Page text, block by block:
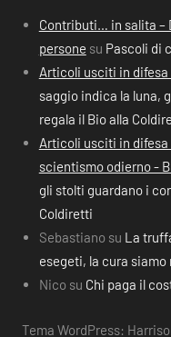
Contributi… in salita –
persone su Pascoli di
Articoli usciti in
saggio indica la luna,
regala il Bio alla
Articoli usciti in difesa
scientismo odierno -
gli stolti guardano i
Coldiretti
Sebastiano su La
esegeti, la cura siamo
Nico su Chi paga il
Tema WordPress: